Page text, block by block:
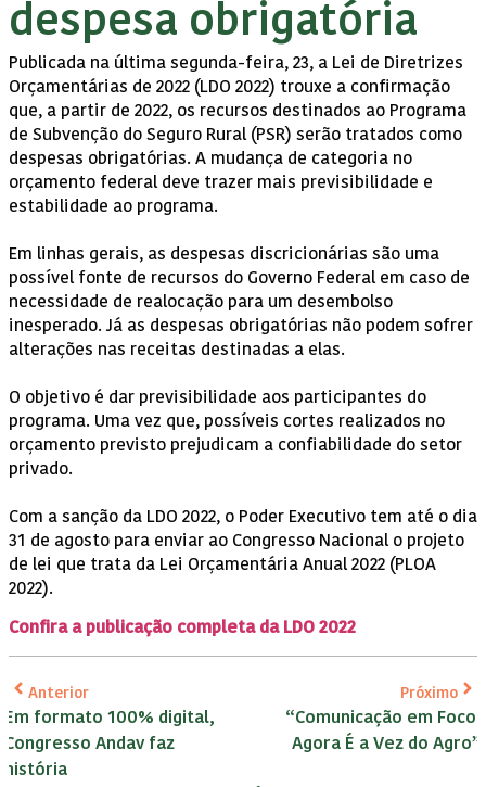
despesa obrigatória
Publicada na última segunda-feira, 23, a Lei de Diretrizes
Orçamentárias de 2022 (LDO 2022) trouxe a confirmação
que, a partir de 2022, os recursos destinados ao Programa
de Subvenção do Seguro Rural (PSR) serão tratados como
despesas obrigatórias. A mudança de categoria no
orçamento federal deve trazer mais previsibilidade e
estabilidade ao programa.
Em linhas gerais, as despesas discricionárias são uma
possível fonte de recursos do Governo Federal em caso de
necessidade de realocação para um desembolso
inesperado. Já as despesas obrigatórias não podem sofrer
alterações nas receitas destinadas a elas.
O objetivo é dar previsibilidade aos participantes do
programa. Uma vez que, possíveis cortes realizados no
orçamento previsto prejudicam a confiabilidade do setor
privado.
Com a sanção da LDO 2022, o Poder Executivo tem até o dia
31 de agosto para enviar ao Congresso Nacional o projeto
de lei que trata da Lei Orçamentária Anual 2022 (PLOA
2022).
Confira a publicação completa da LDO 2022
Anterior
Em formato 100% digital,
Congresso Andav faz
história
Próximo
“Comunicação em Foco:
Agora É a Vez do Agro”